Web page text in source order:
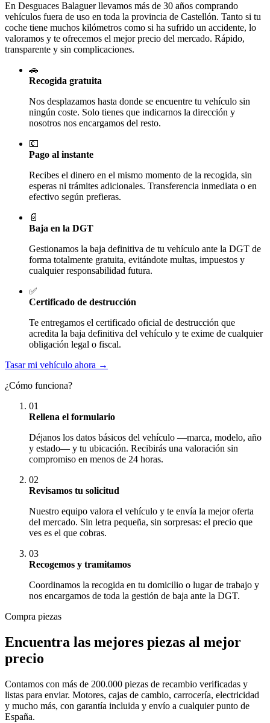
En Desguaces Balaguerllevamos más de 30 años comprando
vehículos fuera de uso en toda la provincia de Castellón. Tanto si tu
coche tiene muchos kilómetros como si ha sufrido un accidente, lo
valoramos y te ofrecemos el mejor precio del mercado. Rápido,
transparente y sin complicaciones.
🚗
Recogida gratuita
Nos desplazamos hasta donde se encuentre tu vehículo sin
ningún coste. Solo tienes que indicarnos la dirección y
nosotros nos encargamos del resto.
💶
Pago al instante
Recibes el dinero en el mismo momento de la recogida, sin
esperas ni trámites adicionales. Transferencia inmediata o en
efectivo según prefieras.
📄
Baja en la DGT
Gestionamos la baja definitiva de tu vehículo ante la DGT de
forma totalmente gratuita, evitándote multas, impuestos y
cualquier responsabilidad futura.
✅
Certificado de destrucción
Te entregamos el certificado oficial de destrucción que
acredita la baja definitiva del vehículo y te exime de cualquier
obligación legal o fiscal.
Tasar mi vehículo ahora →
¿Cómo funciona?
01
Rellena el formulario
Déjanos los datos básicos del vehículo —marca, modelo, año
y estado— y tu ubicación. Recibirás una valoración sin
compromiso en menos de 24 horas.
02
Revisamos tu solicitud
Nuestro equipo valora el vehículo y te envía la mejor oferta
del mercado. Sin letra pequeña, sin sorpresas: el precio que
ves es el que cobras.
03
Recogemos y tramitamos
Coordinamos la recogida en tu domicilio o lugar de trabajo y
nos encargamos de toda la gestión de baja ante la DGT.
Compra piezas
Encuentra las mejores piezas al mejor
precio
Contamos con más de 200.000 piezas de recambio verificadas y
listas para enviar. Motores, cajas de cambio, carrocería, electricidad
y mucho más, con garantía incluida y envío a cualquier punto de
España.